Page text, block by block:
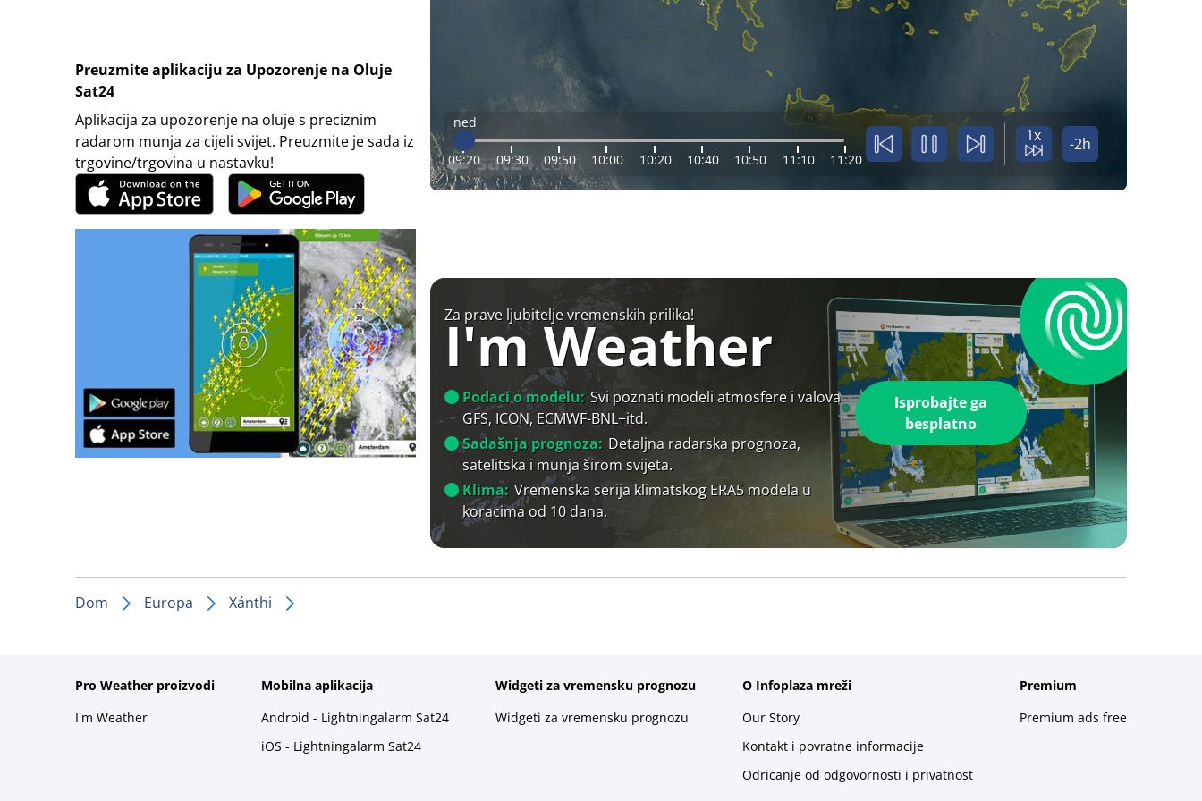
Preuzmite aplikaciju za Upozorenje na Oluje
Sat24
Aplikacija za upozorenje na oluje s preciznim
radarom munja za cijeli svijet. Preuzmite je sada iz
trgovine/trgovina u nastavku!
ned
09:20 09:30 09:50 10:00 10:20 10:40 10:50 11:10 11:20
1x -2h
Za prave ljubitelje vremenskih prilika!
I'm Weather
Podaci o modelu: Svi poznati modeli atmosfere i valova
GFS, ICON, ECMWF-BNL+itd.
Sadašnja prognoza: Detaljna radarska prognoza,
satelitska i munja širom svijeta.
Klima: Vremenska serija klimatskog ERA5 modela u
koracima od 10 dana.
Isprobajte ga
besplatno
Dom Europa Xánthi
Pro Weather proizvodi
I'm Weather
Mobilna aplikacija
Android - Lightningalarm Sat24
iOS - Lightningalarm Sat24
Widgeti za vremensku prognozu
Widgeti za vremensku prognozu
O Infoplaza mreži
Our Story
Kontakt i povratne informacije
Odricanje od odgovornosti i privatnost
Premium
Premium ads free